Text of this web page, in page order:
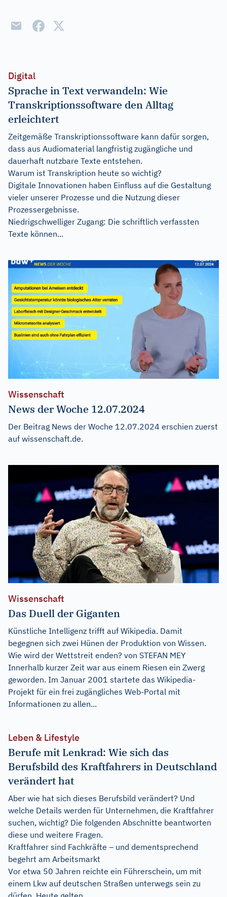
Digital
Sprache in Text verwandeln: Wie
Transkriptionssoftware den Alltag
erleichtert
Zeitgemäße Transkriptionssoftware kann dafür sorgen,
dass aus Audiomaterial langfristig zugängliche und
dauerhaft nutzbare Texte entstehen.
Warum ist Transkription heute so wichtig?
Digitale Innovationen haben Einfluss auf die Gestaltung
vieler unserer Prozesse und die Nutzung dieser
Prozessergebnisse.
Niedrigschwelliger Zugang: Die schriftlich verfassten
Texte können...
Wissenschaft
News der Woche 12.07.2024
Der Beitrag News der Woche 12.07.2024 erschien zuerst
auf wissenschaft.de.
Wissenschaft
Das Duell der Giganten
Künstliche Intelligenz trifft auf Wikipedia. Damit
begegnen sich zwei Hünen der Produktion von Wissen.
Wie wird der Wettstreit enden? von STEFAN MEY
Innerhalb kurzer Zeit war aus einem Riesen ein Zwerg
geworden. Im Januar 2001 startete das Wikipedia-
Projekt für ein frei zugängliches Web-Portal mit
Informationen zu allen...
Leben & Lifestyle
Berufe mit Lenkrad: Wie sich das
Berufsbild des Kraftfahrers in Deutschland
verändert hat
Aber wie hat sich dieses Berufsbild verändert? Und
welche Details werden für Unternehmen, die Kraftfahrer
suchen, wichtig? Die folgenden Abschnitte beantworten
diese und weitere Fragen.
Kraftfahrer sind Fachkräfte – und dementsprechend
begehrt am Arbeitsmarkt
Vor etwa 50 Jahren reichte ein Führerschein, um mit
einem Lkw auf deutschen Straßen unterwegs sein zu